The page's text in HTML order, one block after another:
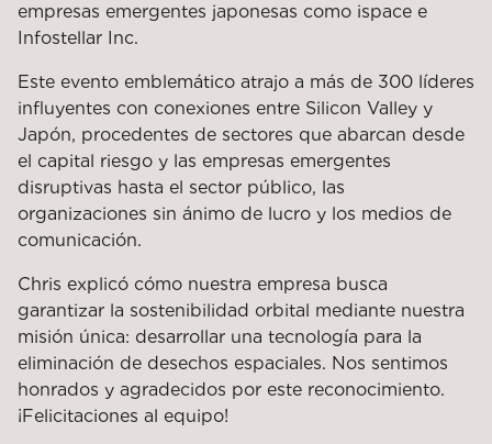
empresas emergentes japonesas como ispace e
Infostellar Inc.
Este evento emblemático atrajo a más de 300 líderes
influyentes con conexiones entre Silicon Valley y
Japón, procedentes de sectores que abarcan desde
el capital riesgo y las empresas emergentes
disruptivas hasta el sector público, las
organizaciones sin ánimo de lucro y los medios de
comunicación.
Chris explicó cómo nuestra empresa busca
garantizar la sostenibilidad orbital mediante nuestra
misión única: desarrollar una tecnología para la
eliminación de desechos espaciales. Nos sentimos
honrados y agradecidos por este reconocimiento.
¡Felicitaciones al equipo!